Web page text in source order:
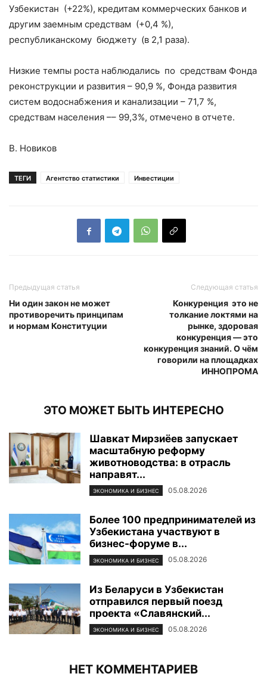
Узбекистан (+22%), кредитам коммерческих банков и
другим заемным средствам (+0,4 %),
республиканскому бюджету (в 2,1 раза).
Низкие темпы роста наблюдались по средствам Фонда
реконструкции и развития – 90,9 %, Фонда развития
систем водоснабжения и канализации – 71,7 %,
средствам населения –– 99,3%, отмечено в отчете.
В. Новиков
ТЕГИ Агентство статистики Инвестиции
Предыдущая статья
Ни один закон не может
противоречить принципам
и нормам Конституции
Следующая статья
Конкуренция это не
толкание локтями на
рынке, здоровая
конкуренция — это
конкуренция знаний. О чём
говорили на площадках
ИННОПРОМА
ЭТО МОЖЕТ БЫТЬ ИНТЕРЕСНО
Шавкат Мирзиёев запускает
масштабную реформу
животноводства: в отрасль
направят...
ЭКОНОМИКА И БИЗНЕС 05.08.2026
Более 100 предпринимателей из
Узбекистана участвуют в
бизнес-форуме в...
ЭКОНОМИКА И БИЗНЕС 05.08.2026
Из Беларуси в Узбекистан
отправился первый поезд
проекта «Славянский...
ЭКОНОМИКА И БИЗНЕС 05.08.2026
НЕТ КОММЕНТАРИЕВ